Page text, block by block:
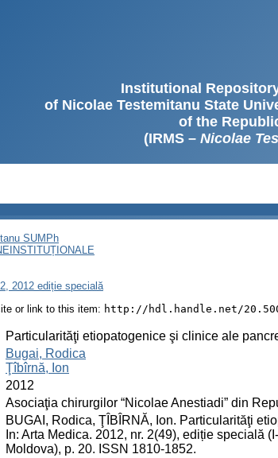
Institutional
of Nicolae Testemitanu State
of the
(IRMS – Nicolae
SUMPh
2012 ediție specială
or link to this item: http://hdl.handle.net/
Particularităţi etiopatogenice şi clinice ale
Bugai, Rodica
Ţîbîrnă, Ion
2012
Asociaţia chirurgilor “Nicolae Anestiadi” din
BUGAI, Rodica, ŢÎBÎRNĂ, Ion. Particularităţi
In: Arta Medica. 2012, nr. 2(49), ediție specială
Moldova), p. 20. ISSN 1810-1852.